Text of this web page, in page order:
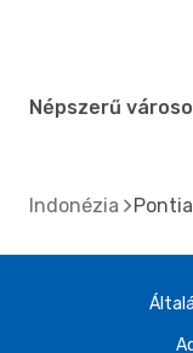
Népszerű
Indonézia